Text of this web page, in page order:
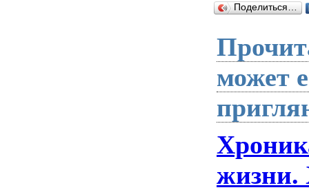
Поделиться…
может
жизни.